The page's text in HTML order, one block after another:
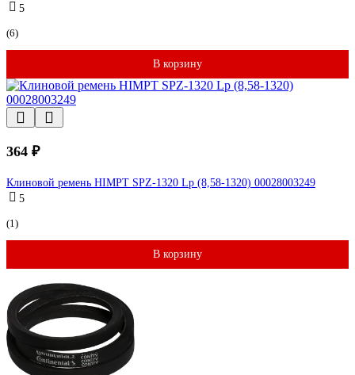
5
(6)
В корзину
364 ₽
Клиновой ремень HIMPT SPZ-1320 Lp (8,58-1320) 00028003249
5
(1)
В корзину